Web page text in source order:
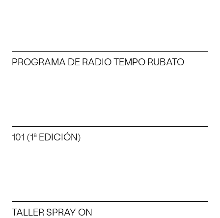
PROGRAMA DE RADIO TEMPO RUBATO
101 (1ª EDICIÓN)
TALLER SPRAY ON